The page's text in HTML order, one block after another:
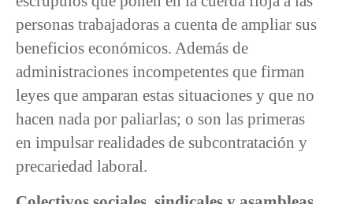
personas trabajadoras a cuenta de ampliar sus
beneficios económicos. Además de
administraciones incompetentes que firman
leyes que amparan estas situaciones y que no
hacen nada por paliarlas; o son las primeras
en impulsar realidades de subcontratación y
precariedad laboral.